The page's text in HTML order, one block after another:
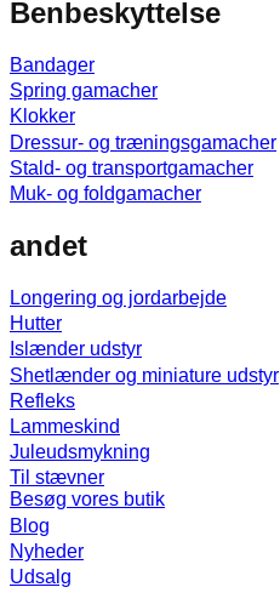
Benbeskyttelse
Bandager
Spring gamacher
Klokker
Dressur- og træningsgamacher
Stald- og transportgamacher
Muk- og foldgamacher
andet
Longering og jordarbejde
Hutter
Islænder udstyr
Shetlænder og miniature udstyr
Refleks
Lammeskind
Juleudsmykning
Til stævner
Besøg vores butik
Blog
Nyheder
Udsalg